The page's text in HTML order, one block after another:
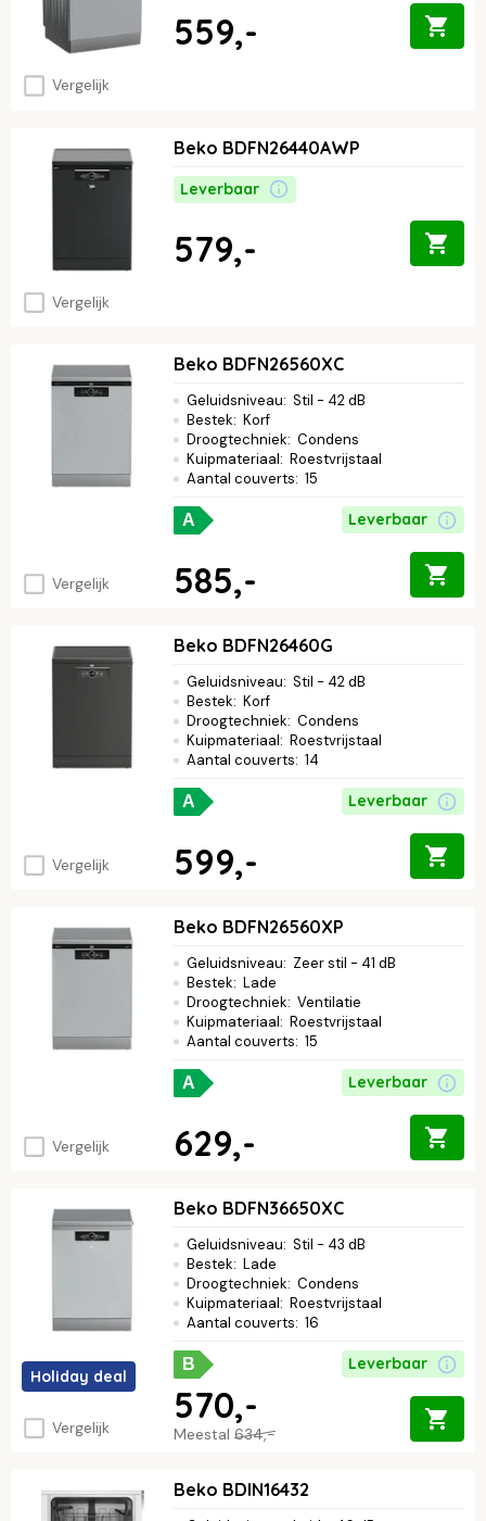
Vergelijk
559,-
Vergelijk
Beko BDFN26440AWP
Leverbaar
579,-
Vergelijk
Beko BDFN26560XC
Geluidsniveau: Stil - 42 dB
Bestek: Korf
Droogtechniek: Condens
Kuipmateriaal: Roestvrijstaal
Aantal couverts: 15
A Leverbaar
585,-
Vergelijk
Beko BDFN26460G
Geluidsniveau: Stil - 42 dB
Bestek: Korf
Droogtechniek: Condens
Kuipmateriaal: Roestvrijstaal
Aantal couverts: 14
A Leverbaar
599,-
Vergelijk
Beko BDFN26560XP
Geluidsniveau: Zeer stil - 41 dB
Bestek: Lade
Droogtechniek: Ventilatie
Kuipmateriaal: Roestvrijstaal
Aantal couverts: 15
A Leverbaar
629,-
Holiday deal
Vergelijk
Beko BDFN36650XC
Geluidsniveau: Stil - 43 dB
Bestek: Lade
Droogtechniek: Condens
Kuipmateriaal: Roestvrijstaal
Aantal couverts: 16
B Leverbaar
Meestal 634,-
570,-
Beko BDIN16432